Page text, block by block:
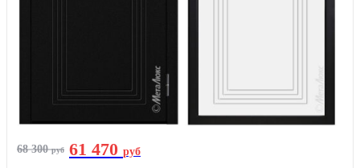
68 300руб 61 470 руб